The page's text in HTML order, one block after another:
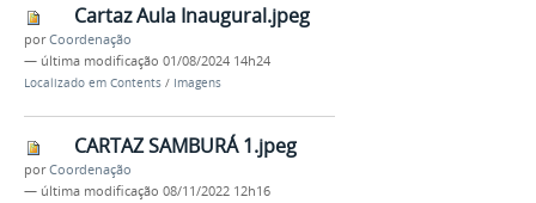
Cartaz Aula Inaugural.jpeg
porCoordenação
— última modificação 01/08/2024 14h24
Localizado em Contents / Imagens
CARTAZ SAMBURÁ 1.jpeg
porCoordenação
— última modificação 08/11/2022 12h16